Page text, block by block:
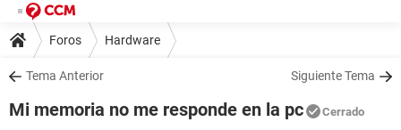
Foros Hardware
Tema Anterior Siguiente Tema
Mi memoria no me responde en la pc Cerrado